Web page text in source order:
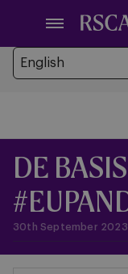
hoofdinhoud
Looking for
You’re currently
DE
30th September 2023